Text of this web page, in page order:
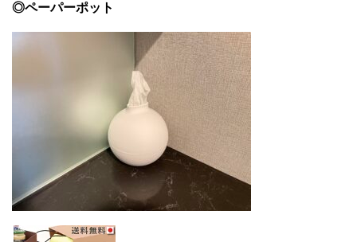
◎ペーパーポット